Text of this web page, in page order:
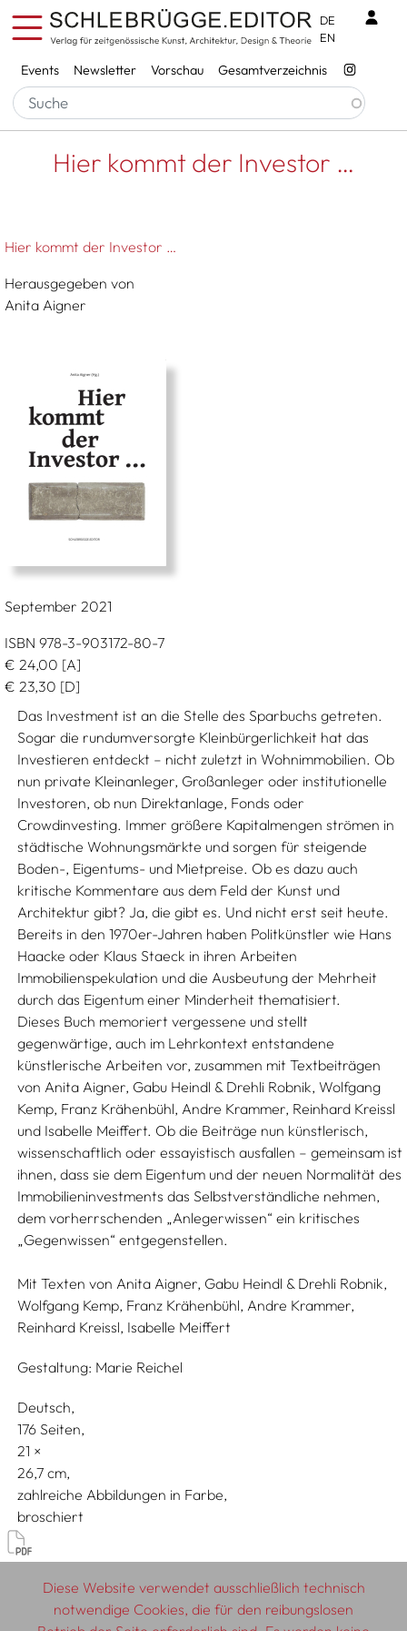
Direkt zum Inhalt
Services
Events Newsletter Vorschau Gesamtverzeichnis
DE
EN
Pfadnavigation
Startseite Hier Kommt Der Investor …
Hier kommt der Investor …
Hier kommt der Investor …
Herausgegeben von
Anita Aigner
September 2021
ISBN 978-3-903172-80-7
€ 24,00 [A]
€ 23,30 [D]
Das Investment ist an die Stelle des Sparbuchs getreten.
Sogar die rundumversorgte Kleinbürgerlichkeit hat das
Investieren entdeckt – nicht zuletzt in Wohnimmobilien. Ob
nun private Kleinanleger, Großanleger oder institutionelle
Investoren, ob nun Direktanlage, Fonds oder
Crowdinvesting. Immer größere Kapitalmengen strömen in
städtische Wohnungsmärkte und sorgen für steigende
Boden-, Eigentums- und Mietpreise. Ob es dazu auch
kritische Kommentare aus dem Feld der Kunst und
Architektur gibt? Ja, die gibt es. Und nicht erst seit heute.
Bereits in den 1970er-Jahren haben Politkünstler wie Hans
Haacke oder Klaus Staeck in ihren Arbeiten
Immobilienspekulation und die Ausbeutung der Mehrheit
durch das Eigentum einer Minderheit thematisiert.
Dieses Buch memoriert vergessene und stellt
gegenwärtige, auch im Lehrkontext entstandene
künstlerische Arbeiten vor, zusammen mit Textbeiträgen
von Anita Aigner, Gabu Heindl & Drehli Robnik, Wolfgang
Kemp, Franz Krähenbühl, Andre Krammer, Reinhard Kreissl
und Isabelle Meiffert. Ob die Beiträge nun künstlerisch,
wissenschaftlich oder essayistisch ausfallen – gemeinsam ist
ihnen, dass sie dem Eigentum und der neuen Normalität des
Immobilieninvestments das Selbstverständliche nehmen,
dem vorherrschenden „Anlegerwissen“ ein kritisches
„Gegenwissen“ entgegenstellen.
Mit Texten von Anita Aigner, Gabu Heindl & Drehli Robnik,
Wolfgang Kemp, Franz Krähenbühl, Andre Krammer,
Reinhard Kreissl, Isabelle Meiffert
Gestaltung: Marie Reichel
Deutsch
176 Seiten,
21
26,7
zahlreiche Abbildungen in Farbe
broschiert
Diese Website verwendet ausschließlich technisch
notwendige Cookies, die für den reibungslosen